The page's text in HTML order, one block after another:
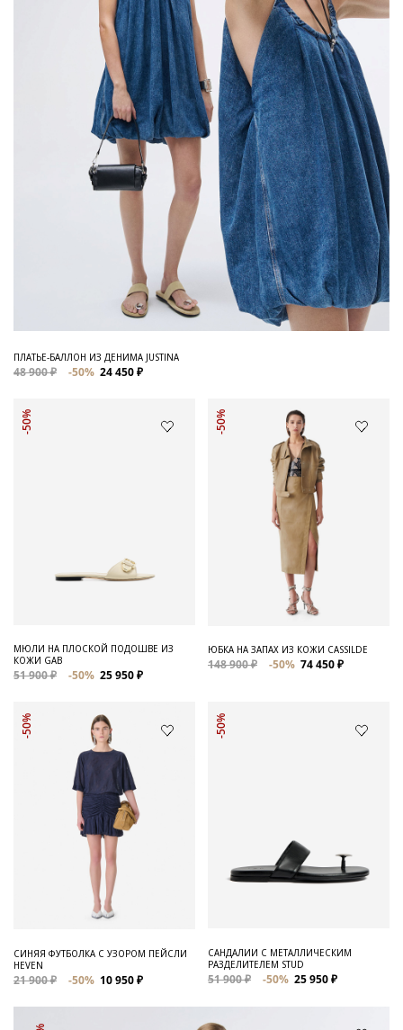
ПЛАТЬЕ-БАЛЛОН ИЗ ДЕНИМА JUSTINA
48 900 ₽ -50% 24 450 ₽
-50%
МЮЛИ НА ПЛОСКОЙ ПОДОШВЕ ИЗ
КОЖИ GAB
51 900 ₽ -50% 25 950 ₽
-50%
ЮБКА НА ЗАПАХ ИЗ КОЖИ CASSILDE
148 900 ₽ -50% 74 450 ₽
-50%
СИНЯЯ ФУТБОЛКА С УЗОРОМ ПЕЙСЛИ
HEVEN
21 900 ₽ -50% 10 950 ₽
-50%
САНДАЛИИ С МЕТАЛЛИЧЕСКИМ
РАЗДЕЛИТЕЛЕМ STUD
51 900 ₽ -50% 25 950 ₽